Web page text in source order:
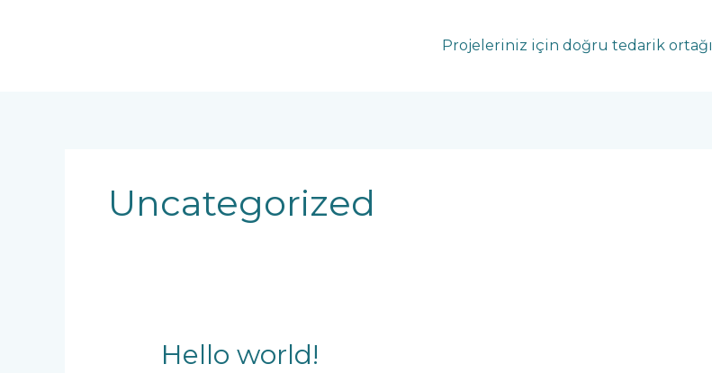
Projeleriniz için doğru tedarik ortağı
Uncategorized
Hello world!